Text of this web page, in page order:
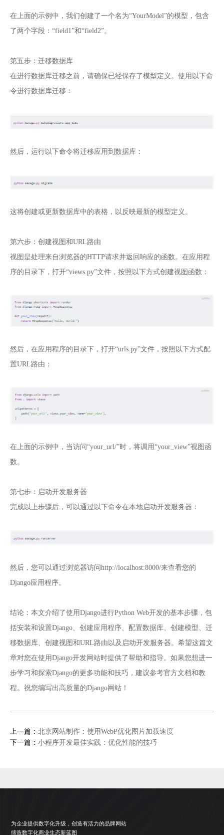
在上面的示例中，我们创建了一个名为“YourModel”的模型，包含
了两个字段：“field1”和“field2”。
第五步：迁移数据库
在进行数据库迁移之前，请确保已经保存了模型定义。使用以下命
令进行数据库迁移：
然后，运行以下命令将迁移应用到数据库：
这将创建或更新数据库中的表格，以反映最新的模型定义。
第六步：创建视图和URL路由
视图是处理来自浏览器的HTTP请求并返回响应的函数。在应用程
序的目录下，打开“views.py”文件，按照以下方式创建视图函数：
然后，在应用程序的目录下，打开“urls.py”文件，按照以下方式配
置URL路由：
在上面的示例中，当访问“your_url/”时，将调用“your_view”视图函
数。
第七步：启动开发服务器
完成以上步骤后，可以通过以下命令在本地启动开发服务器：
然后，您可以通过浏览器访问http://localhost:8000/来查看您的
Django应用程序。
结论：本文介绍了使用Django进行Python Web开发的基本步骤，包
括安装和设置Django、创建应用程序、配置数据库、创建模型、迁
移数据库、创建视图和URL路由以及启动开发服务器。希望这篇文
章对您在使用Django开发网站时提供了帮助和指导。如果您想进一
步学习和探索Django的更多功能和技巧，建议参考官方文档和教
程。祝您编写出高质量的Django网站！
上一篇： 北京网站制作：使用WebP优化图片加载速度
下一篇： 小程序开发最佳实践：优化性能的技巧
为企业提供数字化升级，创造有活力的品牌网站
缔造数字化商业生态新蓝图